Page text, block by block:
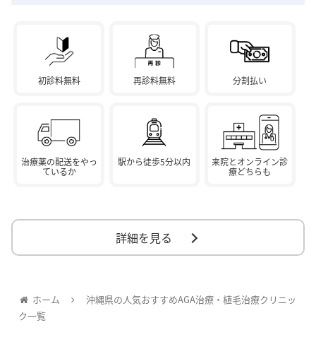
初診料無料 再診料無料 分割払い
治療薬の配送をやっ
ているか
駅から徒歩5分以内
来院とオンライン診
療どちらも
詳細を見る
ホーム
沖縄県の人気おすすめAGA治療・植毛治療クリニッ
ク一覧